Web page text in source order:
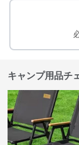
キャンプ用品チ